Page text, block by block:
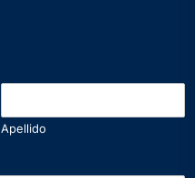
Apellido